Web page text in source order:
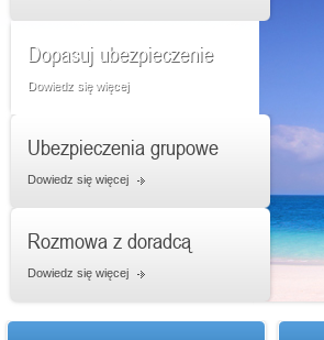
Dopasuj ubezpieczenie
Dowiedz się więcej
Ubezpieczenia grupowe
Dowiedz się więcej
Rozmowa z doradcą
Dowiedz się więcej